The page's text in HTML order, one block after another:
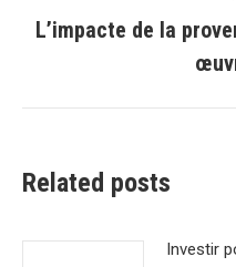
L’impacte de la
Related posts
Investir